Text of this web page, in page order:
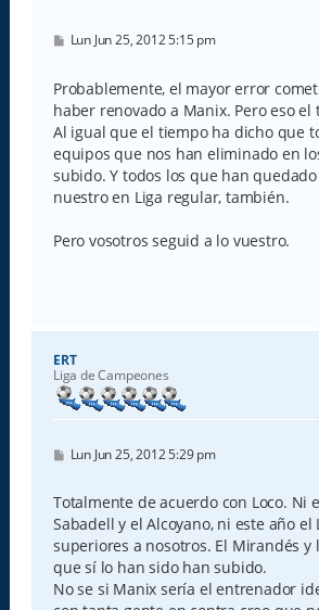
M
s
a
j
e
Lun Jun 25, 2012 5:15 pm
Probablemente, el mayor error
haber renovado a Manix. Pero eso
Al igual que el tiempo ha dicho que
equipos que nos han eliminado en
subido. Y todos los que han
nuestro en Liga regular, también.
Pero vosotros seguid a lo vuestro.
ERT
Liga de Campeones
M
s
a
j
e
Lun Jun 25, 2012 5:29 pm
Totalmente de acuerdo con Loco. Ni
Sabadell y el Alcoyano, ni este año el
superiores a nosotros. El Mirandés y
que sí lo han sido han subido.
No se si Manix sería el entrenador